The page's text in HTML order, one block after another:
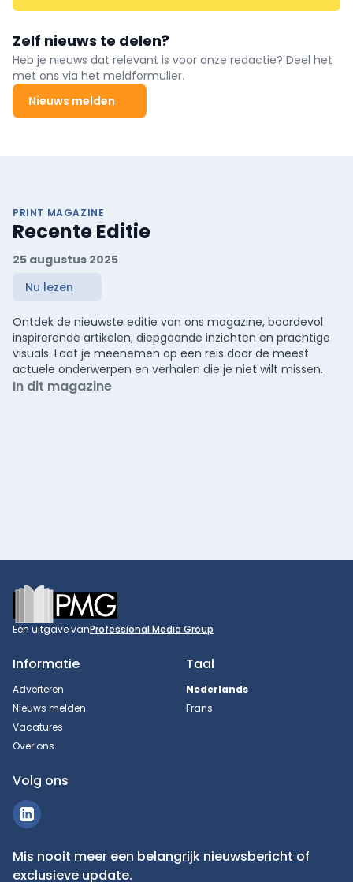
Zelf nieuws te delen?
Heb je nieuws dat relevant is voor onze redactie? Deel het
met ons via het meldformulier.
Nieuws melden
PRINT MAGAZINE
Recente Editie
25 augustus 2025
Nu lezen
Ontdek de nieuwste editie van ons magazine, boordevol
inspirerende artikelen, diepgaande inzichten en prachtige
visuals. Laat je meenemen op een reis door de meest
actuele onderwerpen en verhalen die je niet wilt missen.
In dit magazine
Footer
Een uitgave vanProfessional Media Group
Informatie
Adverteren
Nieuws melden
Vacatures
Over ons
Taal
Nederlands
Frans
Volg ons
Mis nooit meer een belangrijk nieuwsbericht of
exclusieve update.